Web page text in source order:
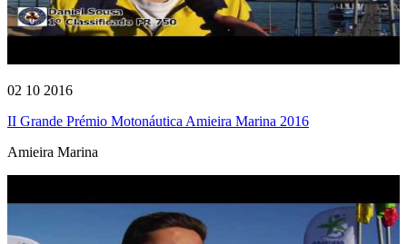
02 10 2016
II Grande Prémio Motonáutica Amieira Marina 2016
Amieira Marina